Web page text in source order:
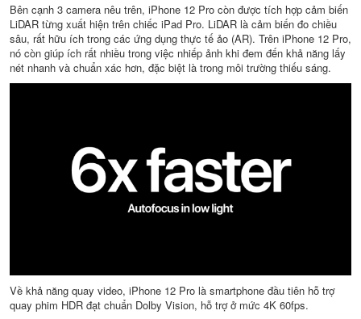
Bên cạnh 3 camera nêu trên, iPhone 12 Pro còn được tích hợp cảm biến
LiDAR từng xuất hiện trên chiếc iPad Pro. LiDAR là cảm biến đo chiều
sâu, rất hữu ích trong các ứng dụng thực tế ảo (AR). Trên iPhone 12 Pro,
nó còn giúp ích rất nhiều trong việc nhiếp ảnh khi đem đến khả năng lấy
nét nhanh và chuẩn xác hơn, đặc biệt là trong môi trường thiếu sáng.
Về khả năng quay video, iPhone 12 Pro là smartphone đầu tiên hỗ trợ
quay phim HDR đạt chuẩn Dolby Vision, hỗ trợ ở mức 4K 60fps.